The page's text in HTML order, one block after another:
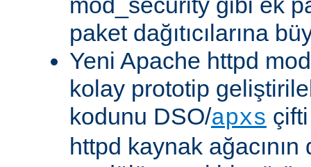
paket dağıtıcılarına
Yeni Apache httpd
kolay prototip
kodunu DSO/apxs
httpd kaynak ağacının